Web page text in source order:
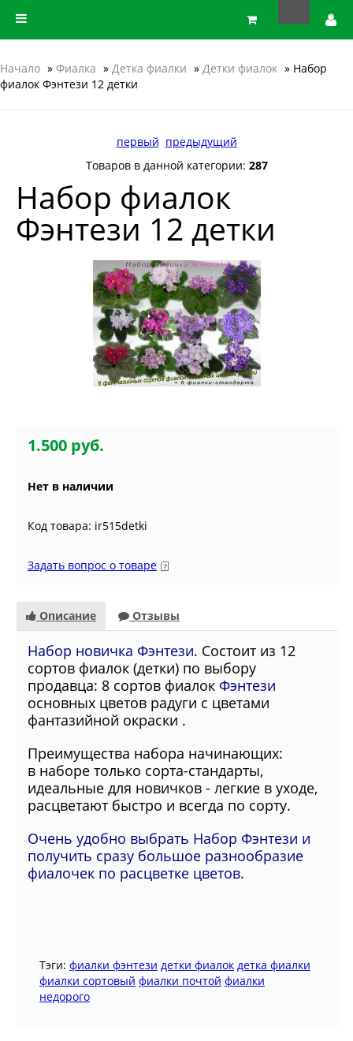
Начало » Фиалка » Детка фиалки » Детки фиалок » Набор
фиалок Фэнтези 12 детки
первый предыдущий
Товаров в данной категории: 287
Набор фиалок
Фэнтези 12 детки
1.500 руб.
Нет в наличии
Код товара: ir515detki
Задать вопрос о товаре
Описание Отзывы
Набор новичка Фэнтези. Состоит из 12
сортов фиалок (детки) по выбору
продавца: 8 сортов фиалок Фэнтези
основных цветов радуги с цветами
фантазийной окраски .
Преимущества набора начинающих:
в наборе только сорта-стандарты,
идеальные для новичков - легкие в уходе,
расцветают быстро и всегда по сорту.
Очень удобно выбрать Набор Фэнтези и
получить сразу большое разнообразие
фиалочек по расцветке цветов.
Тэги: фиалки фэнтези детки фиалок детка фиалки
фиалки сортовый фиалки почтой фиалки
недорого